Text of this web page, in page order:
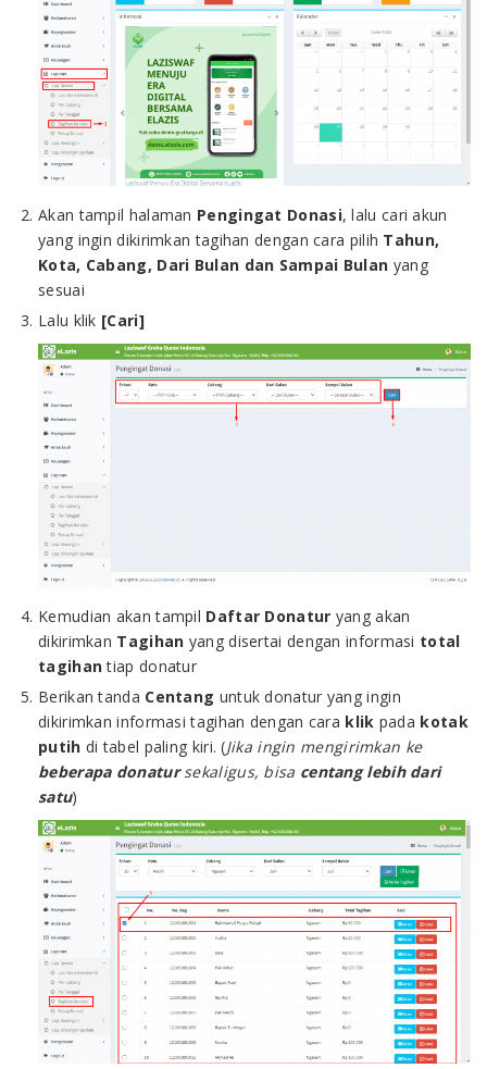
Akan tampil halaman Pengingat Donasi, lalu cari akun
yang ingin dikirimkan tagihan dengan cara pilih Tahun,
Kota, Cabang, Dari Bulan dan Sampai Bulan yang
sesuai
Lalu klik [Cari]
Kemudian akan tampil Daftar Donatur yang akan
dikirimkan Tagihan yang disertai dengan informasi total
tagihantiap donatur
Berikan tanda Centang untuk donatur yang ingin
dikirimkan informasi tagihan dengan cara klik pada kotak
putih di tabel paling kiri. (Jika ingin mengirimkan ke
beberapa donatursekaligus, bisa centang lebih dari
satu)